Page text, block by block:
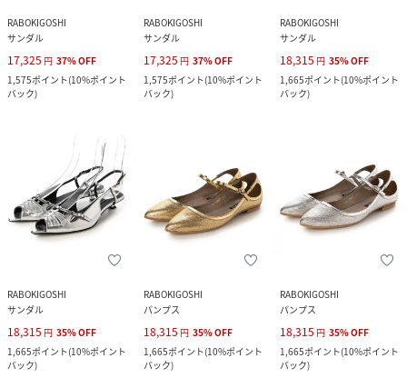
RABOKIGOSHI
サンダル
17,325 円 37%OFF
1,575ポイント(10%ポイント
バック)
RABOKIGOSHI
サンダル
17,325 円 37%OFF
1,575ポイント(10%ポイント
バック)
RABOKIGOSHI
サンダル
18,315 円 35%OFF
1,665ポイント(10%ポイント
バック)
RABOKIGOSHI
サンダル
18,315 円 35%OFF
1,665ポイント(10%ポイント
バック)
RABOKIGOSHI
パンプス
18,315 円 35%OFF
1,665ポイント(10%ポイント
バック)
RABOKIGOSHI
パンプス
18,315 円 35%OFF
1,665ポイント(10%ポイント
バック)